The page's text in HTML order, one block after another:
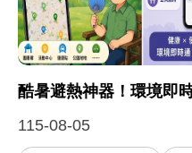
酷暑避熱神器！環境即
115-08-05